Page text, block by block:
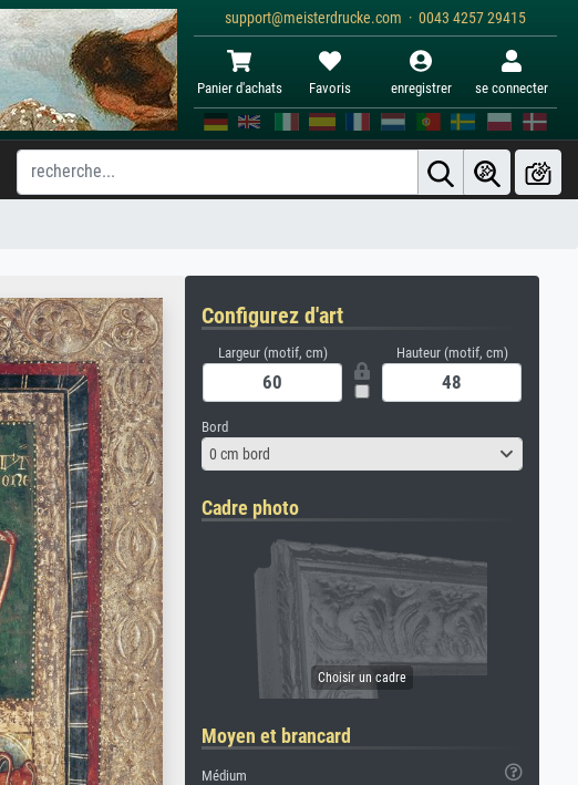
support@meisterdrucke.com · 0043 4257 29415
Panier d'achats Favoris enregistrer se connecter
Configurez d'art
Largeur (motif, cm) Hauteur (motif, cm)
Bord
0 cm bord
Cadre photo
Moyen et brancard
Médium